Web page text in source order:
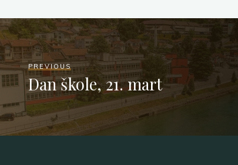
PREVIOUS
Dan škole, 21. mart